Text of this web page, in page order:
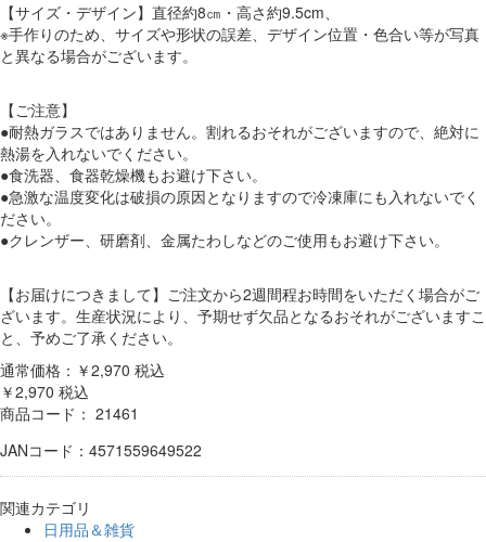
【サイズ・デザイン】直径約8㎝・高さ約9.5cm、
※手作りのため、サイズや形状の誤差、デザイン位置・色合い等が写真
と異なる場合がございます。
【ご注意】
●耐熱ガラスではありません。割れるおそれがございますので、絶対に
熱湯を入れないでください。
●食洗器、食器乾燥機もお避け下さい。
●急激な温度変化は破損の原因となりますので冷凍庫にも入れないでく
ださい。
●クレンザー、研磨剤、金属たわしなどのご使用もお避け下さい。
【お届けにつきまして】ご注文から2週間程お時間をいただく場合がご
ざいます。生産状況により、予期せず欠品となるおそれがございますこ
と、予めご了承ください。
通常価格：￥2,970 税込
￥2,970 税込
商品コード： 21461
JANコード：4571559649522
関連カテゴリ
日用品＆雑貨